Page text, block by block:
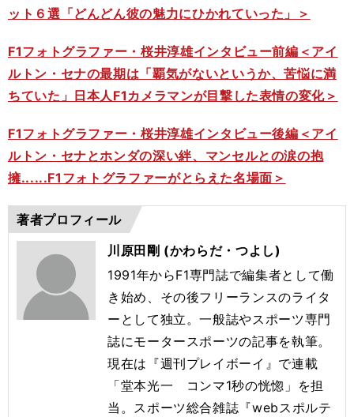
ット６選「どんどん彼の魅力にひかれていった」＞
F1フォトグラファー・桜井淳雄インタビュー前編＜アイ
ルトン・セナの最期は「覇気がないというか、苦悩に満
ちていた」日本人F1カメラマンが目撃した表情の変化＞
F1フォトグラファー・桜井淳雄インタビュー後編＜アイ
ルトン・セナとホンダの深い絆、マンセルとの涙の抱
擁......F1フォトグラファーがとらえた名場面＞
著者プロフィール
川原田剛 (かわらだ・つよし)
1991年からF1専門誌で編集者として働
き始め、その後フリーランスのライタ
ーとして独立。一般誌やスポーツ専門
誌にモータースポーツの記事を執筆。
現在は『週刊プレイボーイ』で連載
「堂本光一 コンマ1秒の恍惚」を担
当。スポーツ総合雑誌『webスポルテ